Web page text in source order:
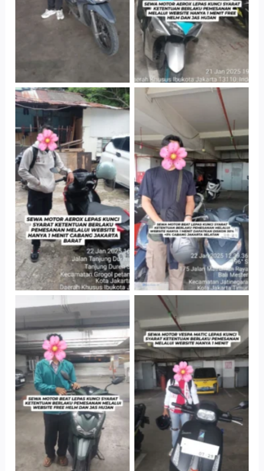
Cabang Jakarta
Barat
Cityplaza
Jatinegara Gedung
Parkir P6A
Cityplaza
Jatinegara Gedung
Parkir P6A
Cityplaza
Jatinegara Gedung
Parkir P6A